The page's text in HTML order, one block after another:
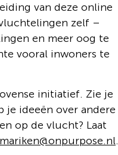
van deze online
zelf –
en meer oog te
vooral inwoners te
initiatief. Zie je
je ideeën over andere
op de vlucht? Laat
mariken@onpurpose.nl.